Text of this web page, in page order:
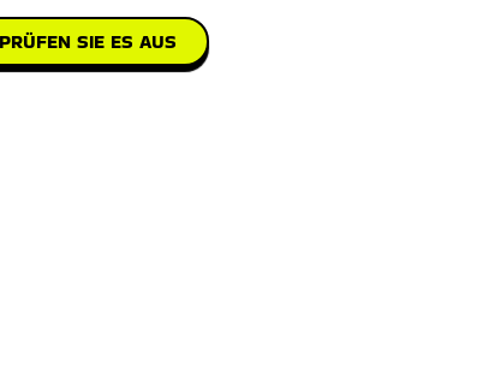
PRÜFEN SIE ES AUS